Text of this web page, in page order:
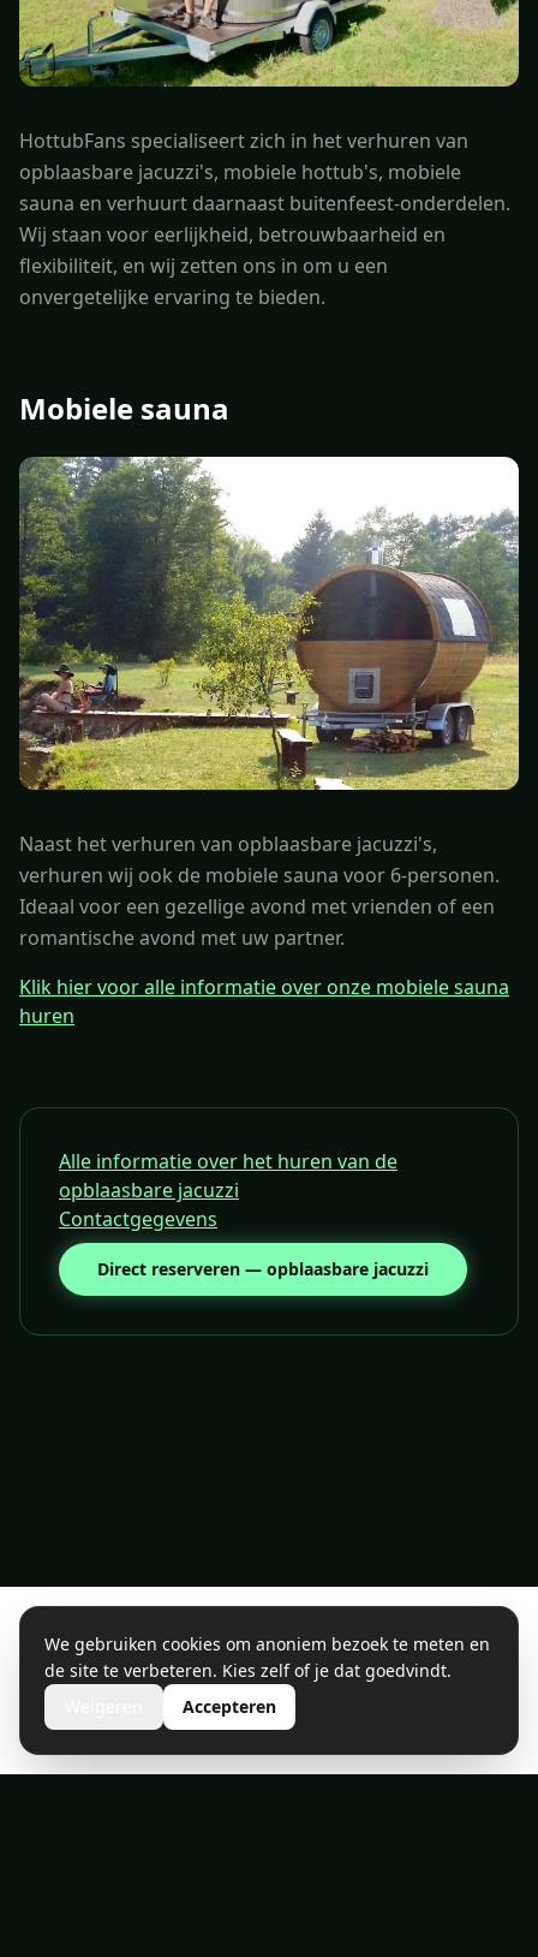
HottubFans specialiseert zich in het verhuren van
opblaasbare jacuzzi's, mobiele hottub's, mobiele
sauna en verhuurt daarnaast buitenfeest-onderdelen.
Wij staan voor eerlijkheid, betrouwbaarheid en
flexibiliteit, en wij zetten ons in om u een
onvergetelijke ervaring te bieden.
Mobiele sauna
Naast het verhuren van opblaasbare jacuzzi's,
verhuren wij ook de mobiele sauna voor 6-personen.
Ideaal voor een gezellige avond met vrienden of een
romantische avond met uw partner.
Klik hier voor alle informatie over onze mobiele sauna
huren
Alle informatie over het huren van de
opblaasbare jacuzzi
Contactgegevens
Direct reserveren — opblaasbare jacuzzi
We gebruiken cookies om anoniem bezoek te meten en
de site te verbeteren. Kies zelf of je dat goedvindt.
Accepteren